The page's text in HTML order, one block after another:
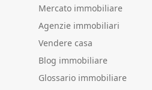
Mercato immobiliare
Agenzie immobiliari
Vendere casa
Blog immobiliare
Glossario immobiliare